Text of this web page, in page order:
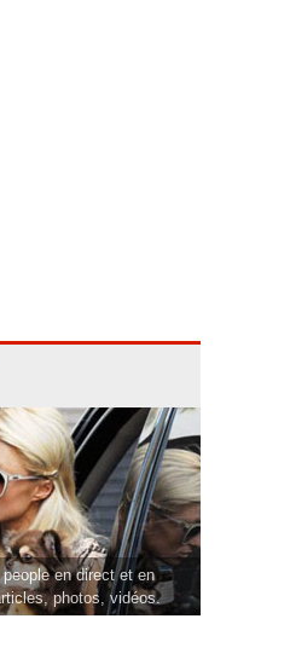
en direct et en
photos, vidéos.